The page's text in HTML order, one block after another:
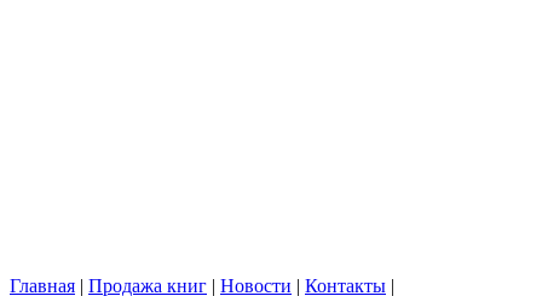
Главная | Продажа книг | Новости | Контакты |